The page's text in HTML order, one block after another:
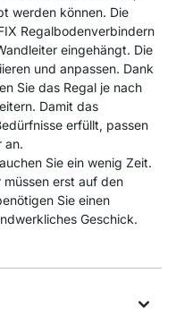
werden können. Die
Regalbodenverbindern
eingehängt. Die
und anpassen. Dank
Sie das Regal je nach
Damit das
erfüllt, passen
an.
Sie ein wenig Zeit.
müssen erst auf den
Sie einen
Geschick.